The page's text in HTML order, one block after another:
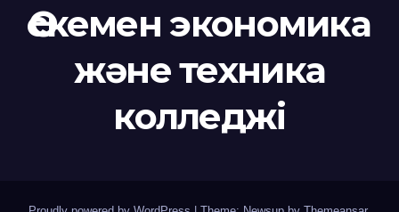
Өскемен экономика
және техника
колледжі